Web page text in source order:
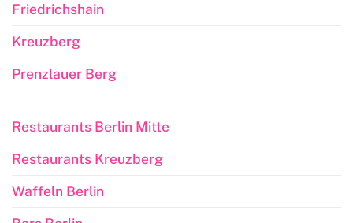
Friedrichshain
Kreuzberg
Prenzlauer Berg
Restaurants Berlin Mitte
Restaurants Kreuzberg
Waffeln Berlin